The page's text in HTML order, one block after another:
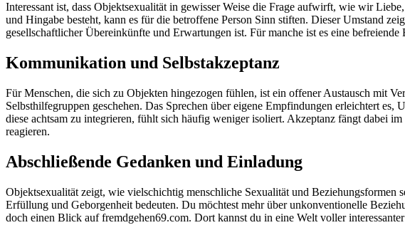
Interessant ist, dass Objektsexualität in gewisser Weise die Frage aufwirft, wie wir
und Hingabe besteht, kann es für die betroffene Person Sinn stiften. Dieser Umstand
gesellschaftlicher Übereinkünfte und Erwartungen ist. Für manche ist es eine
Kommunikation und Selbstakzeptanz
Für Menschen, die sich zu Objekten hingezogen fühlen, ist ein offener Austausch mit
Selbsthilfegruppen geschehen. Das Sprechen über eigene Empfindungen erleichtert
diese achtsam zu integrieren, fühlt sich häufig weniger isoliert. Akzeptanz fängt dabei
reagieren.
Abschließende Gedanken und Einladung
Objektsexualität zeigt, wie vielschichtig menschliche Sexualität und
Erfüllung und Geborgenheit bedeuten. Du möchtest mehr über unkonventionelle
doch einen Blick auf fremdgehen69.com. Dort kannst du in eine Welt voller